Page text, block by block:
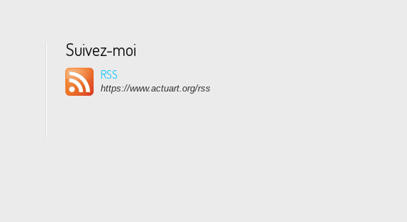
Suivez-moi
RSS
https://www.actuart.org/rss